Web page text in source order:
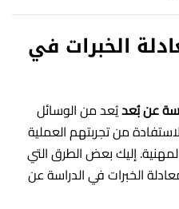
الخبرات في
عن بُعديُعد من الوسائل
من تجربتهم العملية
إليك بعض الطرق التي
الخبرات في الدراسة عن